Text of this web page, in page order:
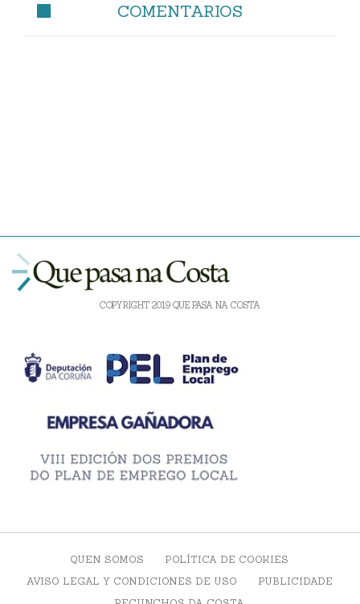
COMENTARIOS
COPYRIGHT 2019 QUE PASA NA COSTA
QUEN SOMOS
POLÍTICA DE COOKIES
AVISO LEGAL Y CONDICIONES DE USO
PUBLICIDADE